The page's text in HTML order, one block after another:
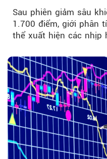
Sau phiên giảm sâu
1.700 điểm, giới phân
thể xuất hiện các nhịp